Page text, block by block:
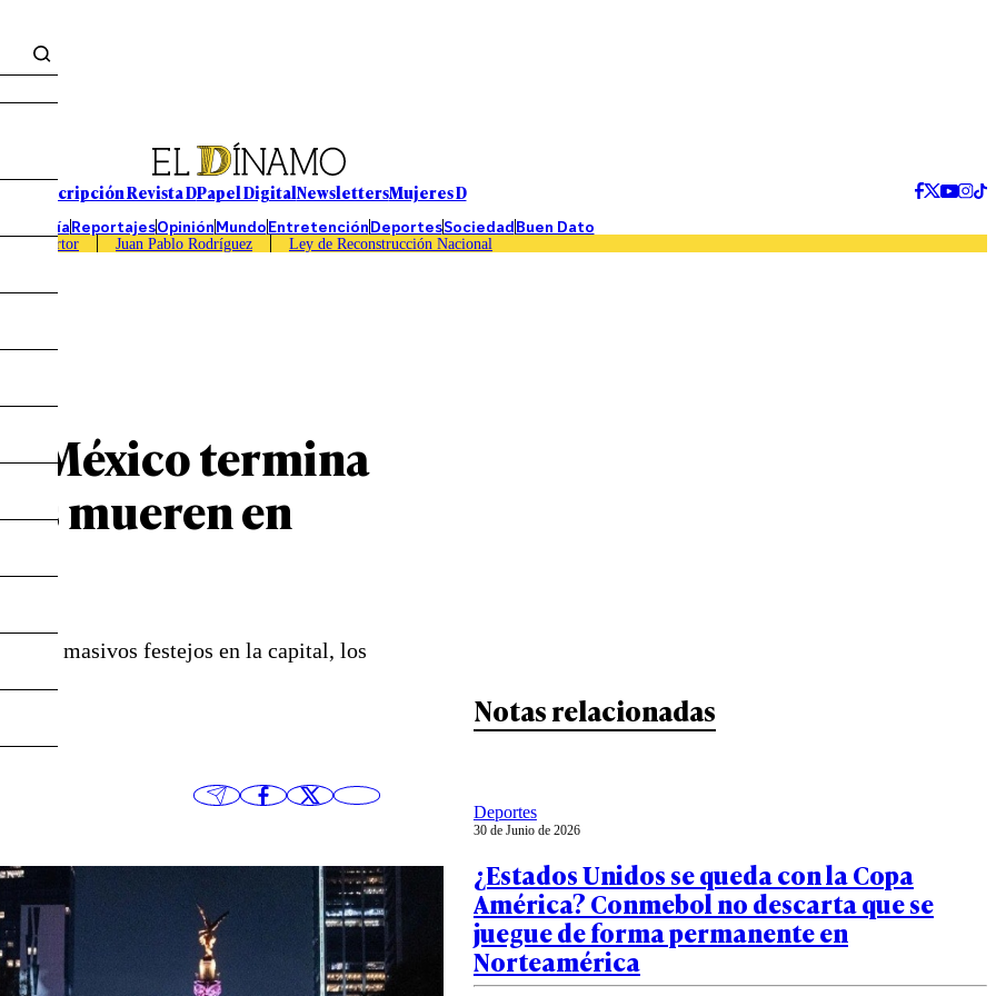
Suscripción Revista DPapel DigitalNewslettersMujeres D
EconomíaReportajesOpiniónMundoEntretenciónDeportesSociedadBuen Dato
Caso Sartor Juan Pablo Rodríguez Ley de Reconstrucción Nacional
México termina
mueren en
masivos festejos en la capital, los
Notas relacionadas
Deportes
30 de Junio de 2026
¿Estados Unidos se queda con la Copa
América? Conmebol no descarta que se
juegue de forma permanente en
Norteamérica